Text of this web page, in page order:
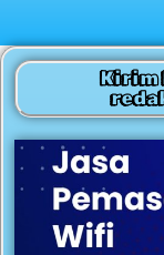
Kirim